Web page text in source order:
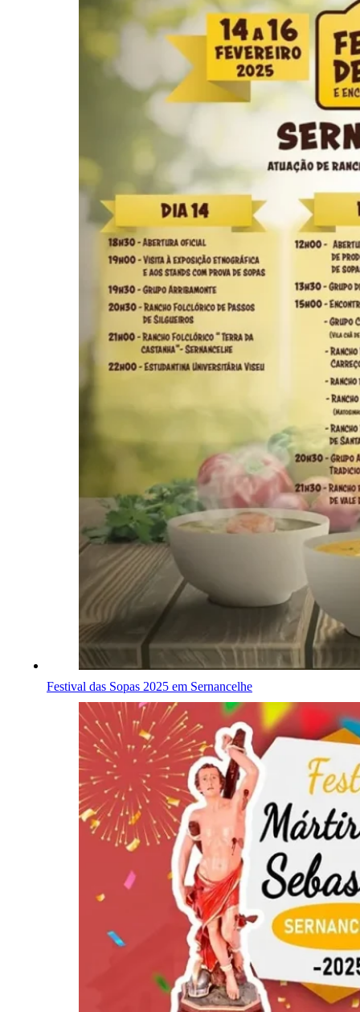
Festival das Sopas 2025 em Sernancelhe